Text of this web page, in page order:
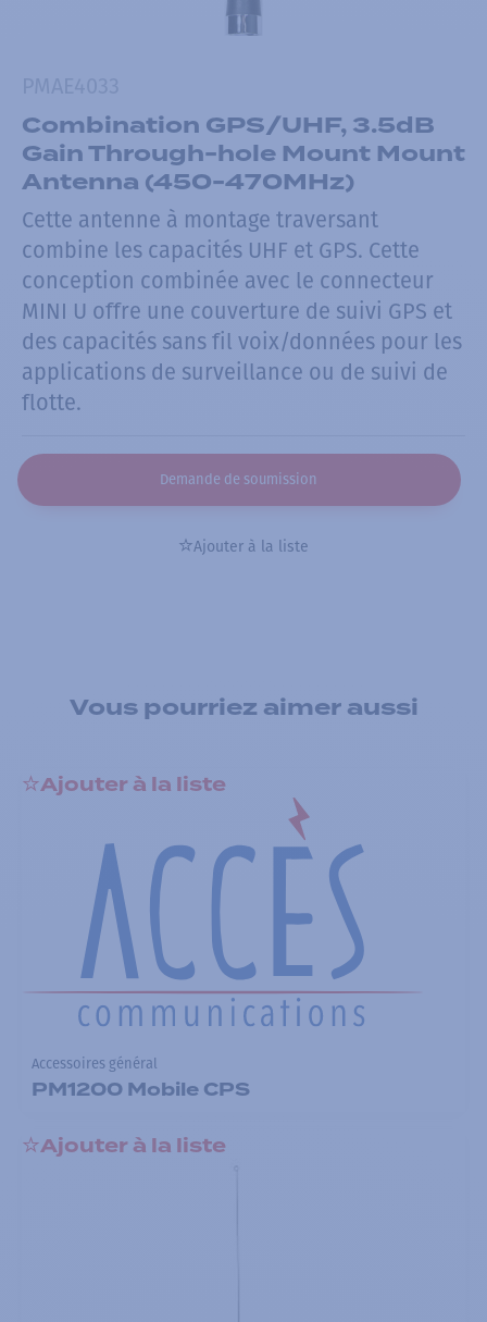
Combination GPS/UHF, 3.5dB
Gain Through-hole Mount Mount
Antenna (450-470MHz)
Cette antenne à montage traversant
combine les capacités UHF et GPS. Cette
conception combinée avec le connecteur
MINI U offre une couverture de suivi GPS et
des capacités sans fil voix/données pour les
applications de surveillance ou de suivi de
flotte.
Demande de soumission
Ajouter à la liste
Vous pourriez aimer aussi
Ajouter à la liste
Accessoires général
PM1200 Mobile CPS
Ajouter à la liste